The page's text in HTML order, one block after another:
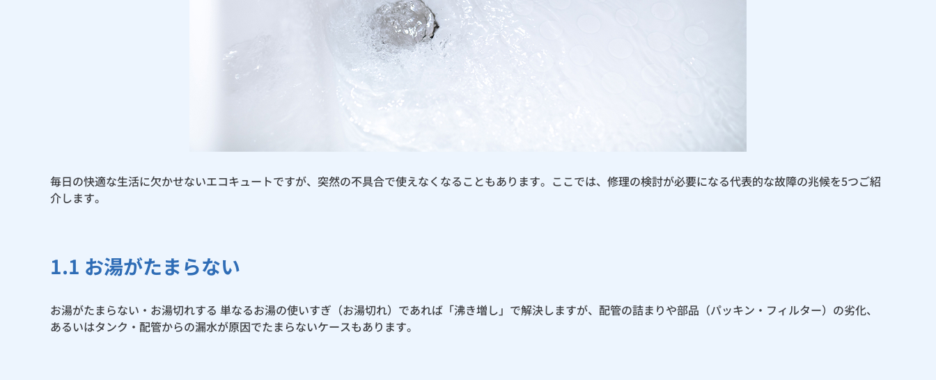
毎日の快適な生活に欠かせないエコキュートですが、突然の不具合で使えなくなることもあります。ここでは、修理の検討が必要になる代表的な故障の兆候を5つご紹
介します。
1.1 お湯がたまらない
お湯がたまらない・お湯切れする 単なるお湯の使いすぎ（お湯切れ）であれば「沸き増し」で解決しますが、配管の詰まりや部品（パッキン・フィルター）の劣化、
あるいはタンク・配管からの漏水が原因でたまらないケースもあります。